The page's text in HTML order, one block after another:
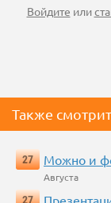
Войдите или
Также
27 Можно и
Августа
27